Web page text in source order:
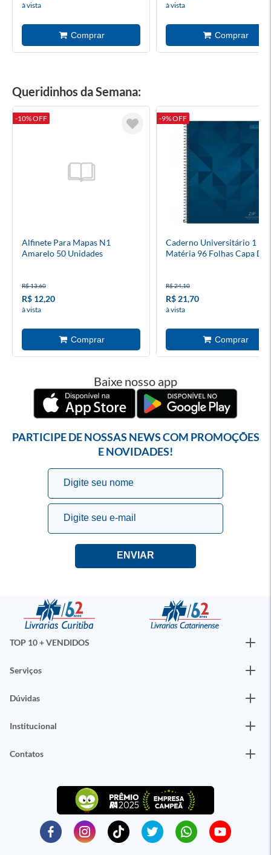
à vista à vista
Queridinhos da Semana:
-10% OFF
Alfinete Para Mapas N1
Amarelo 50 Unidades
R$ 13,60
R$ 12,20
à vista
-9% OFF
Caderno Universitário 1
Matéria 96 Folhas Capa
R$ 24,10
R$ 21,70
à vista
Baixe nosso app
PARTICIPE DE NOSSAS NEWS COM PROMOÇÕES
E NOVIDADES!
TOP 10 + VENDIDOS
Serviços
Dúvidas
Institucional
Contatos